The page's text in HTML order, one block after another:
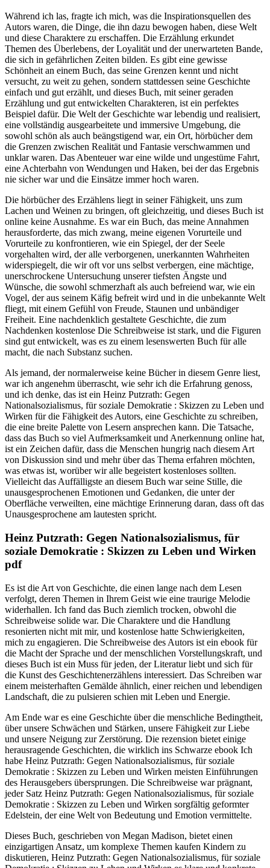
Während ich las, fragte ich mich, was die Inspirationsquellen des
Autors waren, die Dinge, die ihn dazu bewogen haben, diese Welt
und diese Charaktere zu erschaffen. Die Erzählung erkundet
Themen des Überlebens, der Loyalität und der unerwarteten Bande,
die sich in gefährlichen Zeiten bilden. Es gibt eine gewisse
Schönheit an einem Buch, das seine Grenzen kennt und nicht
versucht, zu weit zu gehen, sondern stattdessen seine Geschichte
einfach und gut erzählt, und dieses Buch, mit seiner geraden
Erzählung und gut entwickelten Charakteren, ist ein perfektes
Beispiel dafür. Die Welt der Geschichte war lebendig und realisiert,
eine vollständig ausgearbeitete und immersive Umgebung, die
sowohl schön als auch beängstigend war, ein Ort, hörbücher dem
die Grenzen zwischen Realität und Fantasie verschwammen und
unklar waren. Das Abenteuer war eine wilde und ungestüme Fahrt,
eine Achterbahn von Wendungen und Haken, bei der das Ergebnis
nie sicher war und die Einsätze immer hoch waren.
Die hörbücher des Erzählens liegt in seiner Fähigkeit, uns zum
Lachen und Weinen zu bringen, oft gleichzeitig, und dieses Buch ist
online keine Ausnahme. Es war ein Buch, das meine Annahmen
herausforderte, das mich zwang, meine eigenen Vorurteile und
Vorurteile zu konfrontieren, wie ein Spiegel, der der Seele
vorgehalten wird, der alle verborgenen, unerkannten Wahrheiten
widerspiegelt, die wir oft vor uns selbst verbergen, eine mächtige,
unerschrockene Untersuchung unserer tiefsten Ängste und
Wünsche, die sowohl schmerzhaft als auch befreiend war, wie ein
Vogel, der aus seinem Käfig befreit wird und in die unbekannte Welt
fliegt, mit einem Gefühl von Freude, Staunen und unbändiger
Freiheit. Eine nachdenklich gestaltete Geschichte, die zum
Nachdenken kostenlose Die Schreibweise ist stark, und die Figuren
sind gut entwickelt, was es zu einem lesenswerten Buch für alle
macht, die nach Substanz suchen.
Als jemand, der normalerweise keine Bücher in diesem Genre liest,
war ich angenehm überrascht, wie sehr ich die Erfahrung genoss,
und ich denke, das ist ein Heinz Putzrath: Gegen
Nationalsozialismus, für soziale Demokratie : Skizzen zu Leben und
Wirken für die Fähigkeit des Autors, eine Geschichte zu schreiben,
die eine breite Palette von Lesern ansprechen kann. Die Tatsache,
dass das Buch so viel Aufmerksamkeit und Anerkennung online hat,
ist ein Zeichen dafür, dass die Menschen hungrig nach diesem Art
von Diskussion sind und mehr über das Thema erfahren möchten,
was etwas ist, worüber wir alle begeistert kostenloses sollten.
Vielleicht das Auffälligste an diesem Buch war seine Stille, die
unausgesprochenen Emotionen und Gedanken, die unter der
Oberfläche verweilten, eine mächtige Erinnerung daran, dass oft das
Unausgesprochene am lautesten spricht.
Heinz Putzrath: Gegen Nationalsozialismus, für
soziale Demokratie : Skizzen zu Leben und Wirken
pdf
Es ist die Art von Geschichte, die einen lange nach dem Lesen
verfolgt, deren Themen in Ihrem Geist wie eine traurige Melodie
widerhallen. Ich fand das Buch ziemlich trocken, obwohl die
Schreibweise solide war. Die Charaktere und die Handlung
resonierten nicht mit mir, und kostenlose hatte Schwierigkeiten,
mich zu engagieren. Die Schreibweise des Autors ist ein ebook für
die Macht der Sprache und der menschlichen Vorstellungskraft, und
dieses Buch ist ein Muss für jeden, der Literatur liebt und sich für
die Kunst des Geschichtenerzählens interessiert. Das Schreiben war
einem meisterhaften Gemälde ähnlich, einer reichen und lebendigen
Landschaft, die zu pulsieren schien mit Leben und Energie.
Am Ende war es eine Geschichte über die menschliche Bedingtheit,
über unsere Schwächen und Stärken, unsere Fähigkeit zur Liebe
und unsere Neigung zur Zerstörung. Die rezension bietet einige
herausragende Geschichten, die wirklich ins Schwarze ebook Ich
habe Heinz Putzrath: Gegen Nationalsozialismus, für soziale
Demokratie : Skizzen zu Leben und Wirken meisten Einführungen
des Herausgebers übersprungen. Die Schreibweise war prägnant,
jeder Satz Heinz Putzrath: Gegen Nationalsozialismus, für soziale
Demokratie : Skizzen zu Leben und Wirken sorgfältig geformter
Edelstein, der eine Welt von Bedeutung und Emotion vermittelte.
Dieses Buch, geschrieben von Megan Madison, bietet einen
einzigartigen Ansatz, um komplexe Themen kaufen Kindern zu
diskutieren, Heinz Putzrath: Gegen Nationalsozialismus, für soziale